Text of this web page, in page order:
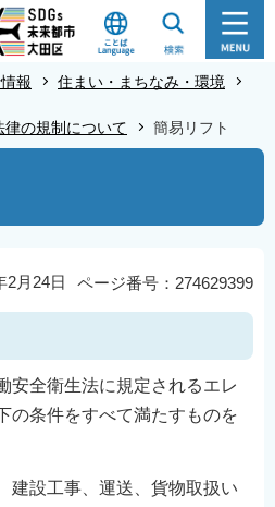
報
住まい・まちなみ・環境
の規制について
簡易リフト
ページ番号：274629399
2月24日
全衛生法に規定されるエレ
の条件をすべて満たすものを
設工事、運送、貨物取扱い